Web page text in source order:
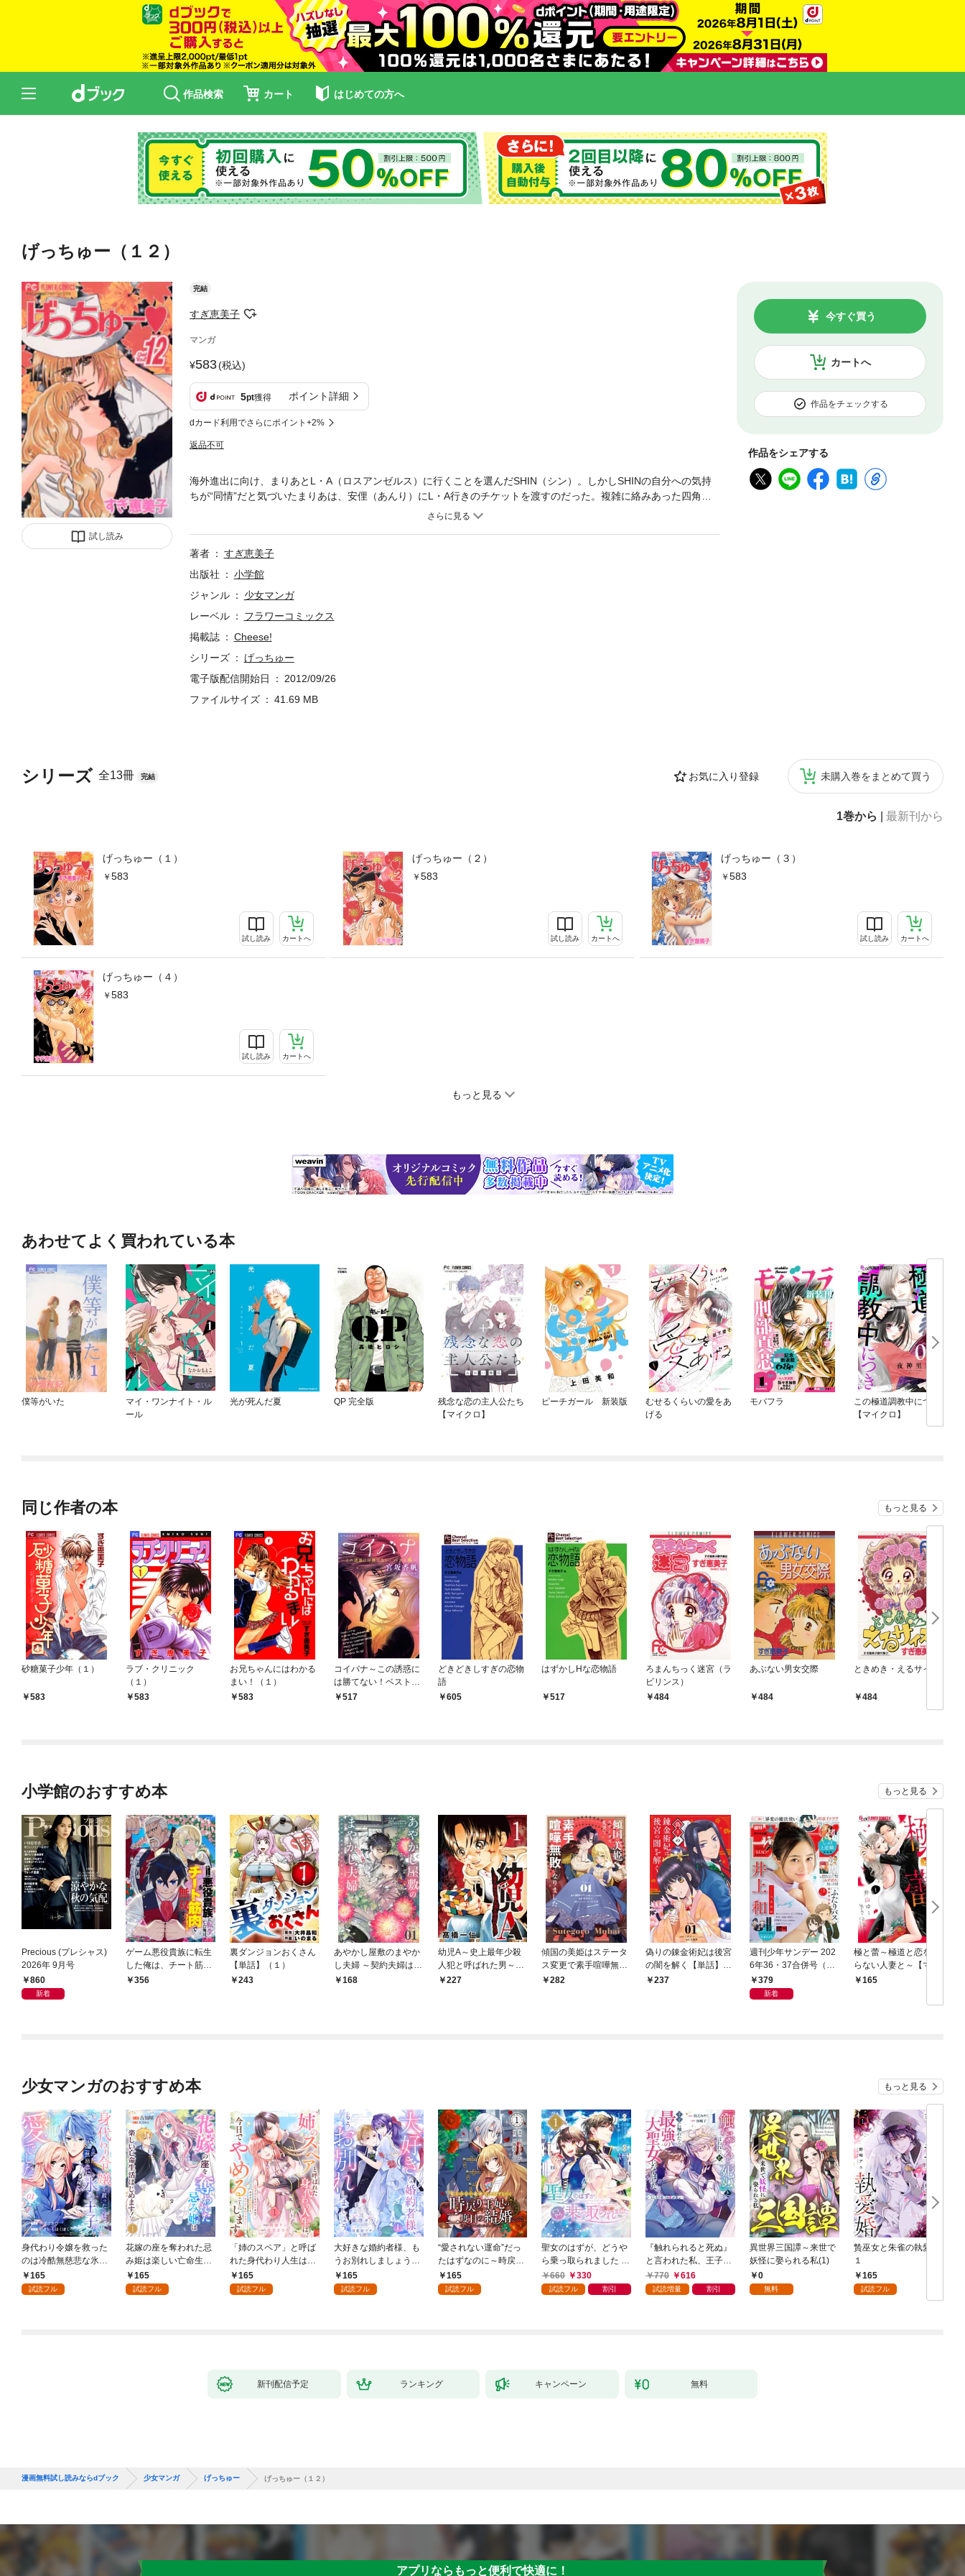
作品検索 カート はじめての方へ
げっちゅー（１２）
試し読み
完結
すぎ恵美子
マンガ
583(税込)
5pt獲得 ポイント詳細
dカード利用でさらにポイント+2%
返品不可
カートへ
今すぐ買う
作品をチェックする
作品をシェアする
シリーズ 全13冊 完結 お気に入り登録 未購入巻をまとめて買う
1巻から 最新刊から
げっちゅー（１）
583
試し読み カートへ
げっちゅー（２）
583
試し読み カートへ
げっちゅー（３）
583
試し読み カートへ
げっちゅー（４）
583
試し読み カートへ
もっと見る
海外進出に向け、まりあとL・A（ロスアンゼルス）に行くことを選んだSHIN（シン）。しかしSHINの自分への気持
ちが“同情”だと気づいたまりあは、安俚（あんり）にL・A行きのチケットを渡すのだった。複雑に絡みあった四角関
係を乗り越え、お互いの気持ちを確認し合った2人は、幸せをかみしめながらL・Aへ向かうが…！？
著者
すぎ恵美子
出版社
小学館
ジャンル
少女マンガ
レーベル
フラワーコミックス
掲載誌
Cheese!
シリーズ
げっちゅー
電子版配信開始日
2012/09/26
ファイルサイズ
41.69 MB
あわせてよく買われている本
僕等がいた
マイ・ワンナイト・ル
ール
光が死んだ夏 QP 完全版
残念な恋の主人公たち
【マイクロ】
ピーチガール 新装版
むせるくらいの愛をあ
げる
モバフラ
この極道調教中につき
【マイクロ】
同じ作者の本 もっと見る
砂糖菓子少年（１）
583
ラブ・クリニック
（１）
583
お兄ちゃんにはわかる
まい！（１）
583
コイバナ～この誘惑に
は勝てない！ベスト6
～517
どきどきしすぎの恋物
語
605
はずかしHな恋物語
517
ろまんちっく迷宮（ラ
ビリンス）
484
あぶない男女交際
484
ときめき・えるサイズ
484
小学館のおすすめ本 もっと見る
Precious (プレシャス)
2026年 9月号
860
新着
ゲーム悪役貴族に転生
した俺は、チート筋肉
で無双する【単話】
356
裏ダンジョンおくさん
【単話】（１）
243
あやかし屋敷のまやか
し夫婦 ～契約夫婦は鎌
倉で妖怪の集う家を守
168
幼児A～史上最年少殺
人犯と呼ばれた男～
【単話】（１）
227
傾国の美姫はステータ
ス変更で素手喧嘩無敗
になりました【単話】
282
偽りの錬金術妃は後宮
の闇を解く【単話】
（１）
237
週刊少年サンデー 202
6年36・37合併号（20
26年8月5日発売号）
379
新着
極と蕾～極道と恋を知
らない人妻と～【マイ
クロ】（１）
165
少女マンガのおすすめ本 もっと見る
身代わり令嬢を救った
のは冷酷無慈悲な氷の
王子の愛でした１
165
試読フル
花嫁の座を奪われた忌
み姫は楽しい亡命生活
はじめます！１
165
試読フル
「姉のスペア」と呼ば
れた身代わり人生は、
今日でやめることにし
ます～辺境で自由を満
165
試読フル
大好きな婚約者様、も
うお別れしましょう。
１165
試読フル
“愛されない運命”だっ
たはずなのに～時戻り
王妃の二度目の結婚～
１
165
試読フル
聖女のはずが、どうや
ら乗っ取られました 1
巻660 330
試読フル 割引
『触れられると死ぬ』
と言われた私、王子に
触れたら最強の大聖女
になりました。ところ
770 616
試読増量 割引
異世界三国譚～来世で
妖怪に娶られる私(1)
0
無料
贄巫女と朱雀の執愛婚
１
165
試読フル
新刊配信予定 ランキング キャンペーン 無料
漫画無料試し読みならdブック 少女マンガ げっちゅー げっちゅー（１２）
アプリならもっと便利で快適に！